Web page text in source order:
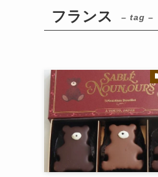
フランス – tag –